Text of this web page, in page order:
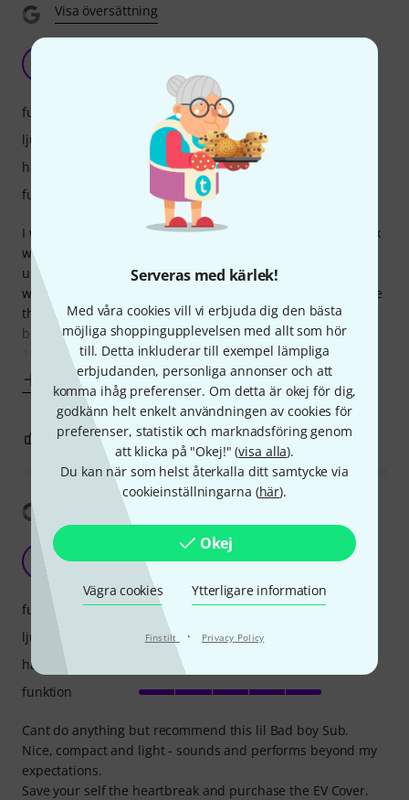
Serveras med kärlek!
Med våra cookies vill vi erbjuda dig den bästa
möjliga shoppingupplevelsen med allt som hör
till. Detta inkluderar till exempel lämpliga
erbjudanden, personliga annonser och att
komma ihåg preferenser. Om detta är okej för dig,
godkänn helt enkelt användningen av cookies för
preferenser, statistik och marknadsföring genom
att klicka på "Okej!" (visa alla).
Du kan när som helst återkalla ditt samtycke via
cookieinställningarna (här).
Okej
Vägra cookies Ytterligare information
Finstilt · Privacy Policy
Visa översättning
Carl SOUL 10.07.2023
I was looking for a subwoofer that would not break my back
when loading/unloading and that's what I got. Firstly it was
used outside for roughly 60 people and within it's limits it
worked surprisingly well with 2X10 inch RCF's. It won't rattle
the drinks off a table but it certainly does provide warm
bass. However. Inside a venue with quite low ceilings and
100 people
Visa mer
funktioner
ljud
hantverkskvalitet
funktion
2 ANMÄL RECENSION
Visa översättning
jason c 18.05.2023
Cant do anything but recommend this lil Bad boy Sub.
Nice, compact and light - sounds and performs beyond my
expectations.
Save your self the heartbreak and purchase the EV Cover.
funktioner
ljud
hantverkskvalitet
funktion